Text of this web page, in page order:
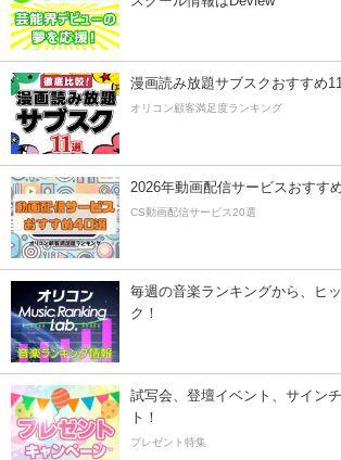
漫画読み放題サブスクおすすめ
オリコン顧客満足度ランキング
2026年動画配信サービスおすす
CS動画配信サービス20選
毎週の音楽ランキングから、ヒ
ク！
試写会、登壇イベント、サイン
ト！
プレゼント特集